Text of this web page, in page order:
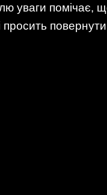
уваги помічає,